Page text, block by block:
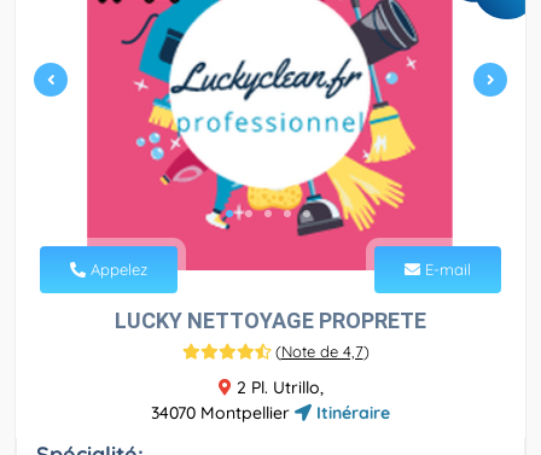
Appelez E-mail
LUCKY NETTOYAGE PROPRETE
(Note de 4,7)
2 Pl. Utrillo,
34070 Montpellier
Itinéraire